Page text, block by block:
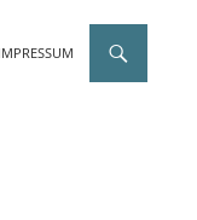
IMPRESSUM